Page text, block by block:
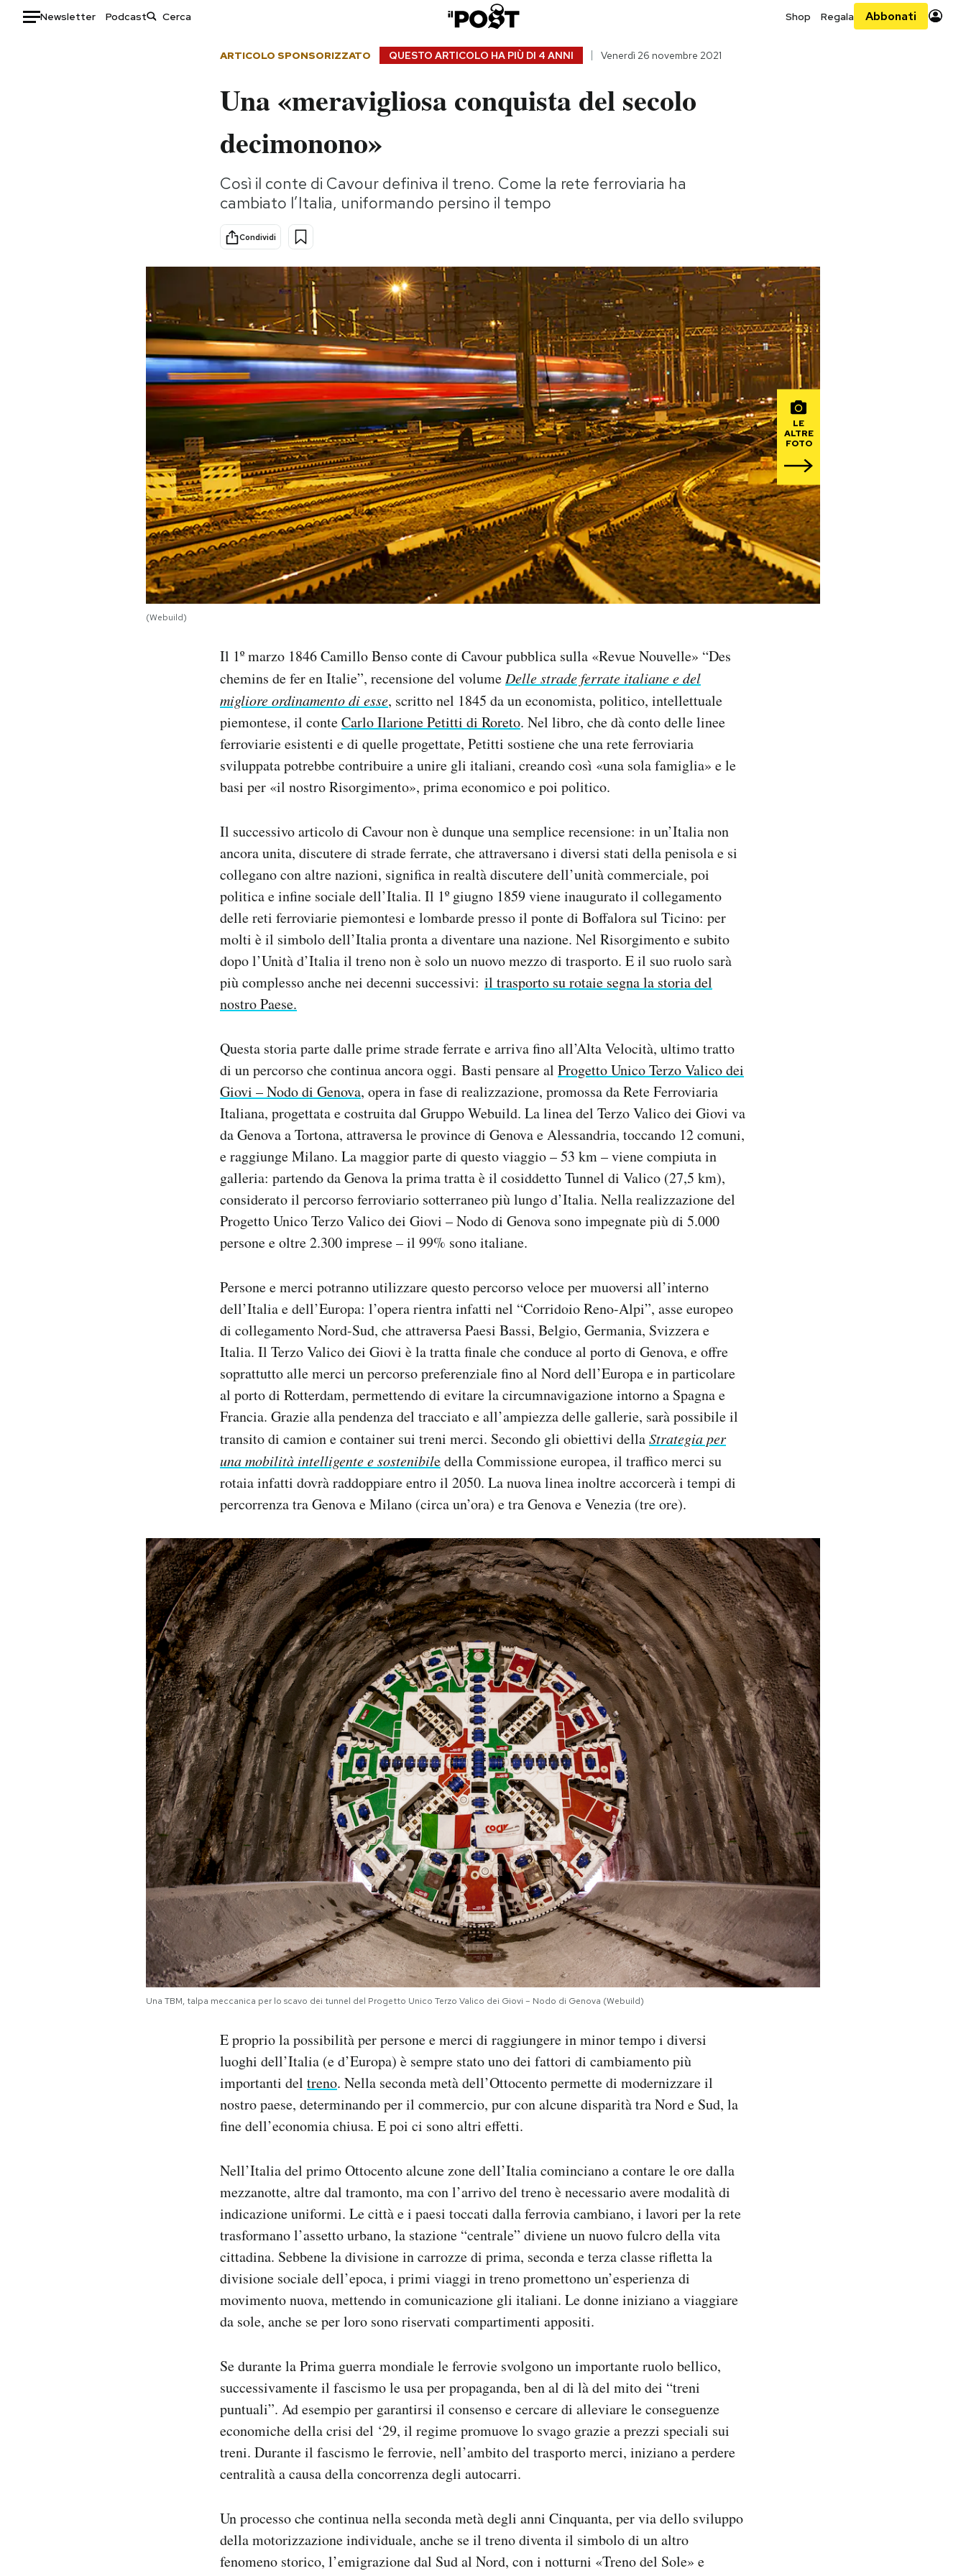
Newsletter Podcast Shop Regala Abbonati
Storie/Idee
Ok Boomer!
Altrecose
Mondiali calcio 2026
AREA PERSONALE
ARTICOLO SPONSORIZZATO QUESTO ARTICOLO HA PIÙ DI 4 ANNI Venerdì 26 novembre 2021
Una «meravigliosa conquista del secolo
decimonono»
Così il conte di Cavour definiva il treno. Come la rete ferroviaria ha
cambiato l’Italia, uniformando persino il tempo
Condividi
LE
ALTRE
FOTO
(Webuild)
Il 1º marzo 1846 Camillo Benso conte di Cavour pubblica sulla «Revue Nouvelle» “Des
chemins de fer en Italie”, recensione del volumeDelle strade ferrate italiane e del
migliore ordinamento di esse, scritto nel 1845 da un economista, politico, intellettuale
piemontese, il conteCarlo Ilarione Petitti di Roreto. Nel libro, che dà conto delle linee
ferroviarie esistenti e di quelle progettate, Petitti sostiene che una rete ferroviaria
sviluppata potrebbe contribuire a unire gli italiani, creando così «una sola famiglia» e le
basi per «il nostro Risorgimento», prima economico e poi politico.
Il successivo articolo di Cavour non è dunque una semplice recensione: in un’Italia non
ancora unita, discutere di strade ferrate, che attraversano i diversi stati della penisola e si
collegano con altre nazioni, significa in realtà discutere dell’unità commerciale, poi
politica e infine sociale dell’Italia. Il 1º giugno 1859 viene inaugurato il collegamento
delle reti ferroviarie piemontesi e lombarde presso il ponte di Boffalora sul Ticino: per
molti è il simbolo dell’Italia pronta a diventare una nazione. Nel Risorgimento e subito
dopo l’Unità d’Italia il treno non è solo un nuovo mezzo di trasporto. E il suo ruolo sarà
più complesso anche nei decenni successivi: il trasporto su rotaie segna la storia del
nostro Paese.
Questa storia parte dalle prime strade ferrate e arriva fino all’Alta Velocità, ultimo tratto
di un percorso che continua ancora oggi. Basti pensare al Progetto Unico Terzo Valico dei
Giovi – Nodo di Genova, opera in fase di realizzazione, promossa da Rete Ferroviaria
Italiana, progettata e costruita dal Gruppo Webuild. La linea del Terzo Valico dei Giovi va
da Genova a Tortona, attraversa le province di Genova e Alessandria, toccando 12 comuni,
e raggiunge Milano. La maggior parte di questo viaggio – 53 km – viene compiuta in
galleria: partendo da Genova la prima trattaè il cosiddetto Tunnel di Valico (27,5 km),
considerato il percorso ferroviario sotterraneo più lungo d’Italia. Nella realizzazione del
Progetto Unico Terzo Valico dei Giovi – Nodo di Genova sono impegnate più di 5.000
persone e oltre 2.300 imprese – il 99% sono italiane.
Persone e merci potranno utilizzare questo percorso veloce per muoversi all’interno
dell’Italia e dell’Europa: l’opera rientra infatti nel “Corridoio Reno-Alpi”, asse europeo
di collegamento Nord-Sud, che attraversa Paesi Bassi, Belgio, Germania, Svizzera e
Italia. Il Terzo Valico dei Giovi è la tratta finale che conduce al porto di Genova, e offre
soprattutto allemerci un percorso preferenziale fino al Nord dell’Europa e in particolare
al porto di Rotterdam, permettendo di evitare la circumnavigazione intorno a Spagna e
Francia. Grazie alla pendenza del tracciato e all’ampiezza delle gallerie, sarà possibile il
transito di camion e container sui treni merci. Secondo gli obiettivi dellaStrategia per
una mobilità intelligente e sostenibiledella Commissione europea, il traffico merci su
rotaia infatti dovrà raddoppiare entro il 2050. La nuova linea inoltre accorcerà i tempi di
percorrenza tra Genova e Milano (circa un’ora) e tra Genova e Venezia (tre ore).
Una TBM, talpa meccanica per lo scavo dei tunnel del Progetto Unico Terzo Valico dei Giovi – Nodo di Genova (Webuild)
E proprio la possibilità per persone e merci di raggiungere in minor tempo i diversi
luoghi dell’Italia (e d’Europa) è sempre stato uno dei fattori di cambiamento più
importanti del treno. Nella seconda metà dell’Ottocento permette di modernizzare il
nostro paese, determinando per il commercio, pur con alcune disparità tra Nord e Sud, la
fine dell’economia chiusa. E poi ci sono altri effetti.
Nell’Italia del primo Ottocento alcune zone dell’Italia cominciano a contare le ore dalla
mezzanotte, altre dal tramonto, ma con l’arrivo del treno è necessario avere modalità di
indicazione uniformi. Le città e i paesi toccati dalla ferrovia cambiano, i lavori per la rete
trasformano l’assetto urbano, la stazione “centrale” diviene un nuovo fulcro della vita
cittadina. Sebbene la divisione in carrozze di prima, seconda e terza classe rifletta la
divisione sociale dell’epoca, i primi viaggi in treno promettono un’esperienza di
movimento nuova, mettendo in comunicazione gli italiani. Le donne iniziano a viaggiare
da sole, anche se per loro sono riservati compartimenti appositi.
Se durante la Prima guerra mondiale le ferrovie svolgono un importante ruolo bellico,
successivamente il fascismo le usa per propaganda, ben al di là del mito dei “treni
puntuali”. Ad esempio per garantirsi il consenso e cercare di alleviare le conseguenze
economiche della crisi del ‘29, il regime promuove lo svago grazie a prezzi speciali sui
treni. Durante il fascismo le ferrovie, nell’ambito del trasporto merci, iniziano a perdere
centralità a causa della concorrenza degli autocarri.
Un processo che continua nella seconda metà degli anni Cinquanta, per via dello sviluppo
della motorizzazione individuale, anche se il treno diventa il simbolo di un altro
fenomeno storico, l’emigrazione dal Sud al Nord, con i notturni «Treno del Sole» e